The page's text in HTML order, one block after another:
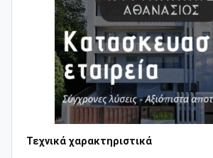
Τεχνικά χαρακτηριστικά